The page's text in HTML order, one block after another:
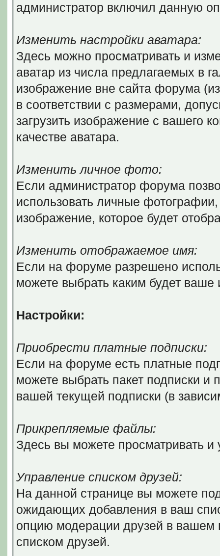
администратор включил данную
Изменить настройки аватара:
Здесь можно просматривать и
аватар из числа предлагаемых в
изображение вне сайта форума
в соответствии с размерами,
загрузить изображение с вашего
качестве аватара.
Изменить личное фото:
Если администратор форума
использовать личные
изображение, которое будет
Изменить отображаемое имя:
Если на форуме разрешено
можете выбрать каким будет
Настройки:
Приобрести платные подписки:
Если на форуме есть платные
можете выбрать пакет подписки и
вашей текущей подписки (в
Прикрепляемые файлы:
Здесь вы можете просматривать
Управление списком друзей:
На данной странице вы можете
ожидающих добавления в ваш
опцию модерации друзей в вашем
списком друзей.